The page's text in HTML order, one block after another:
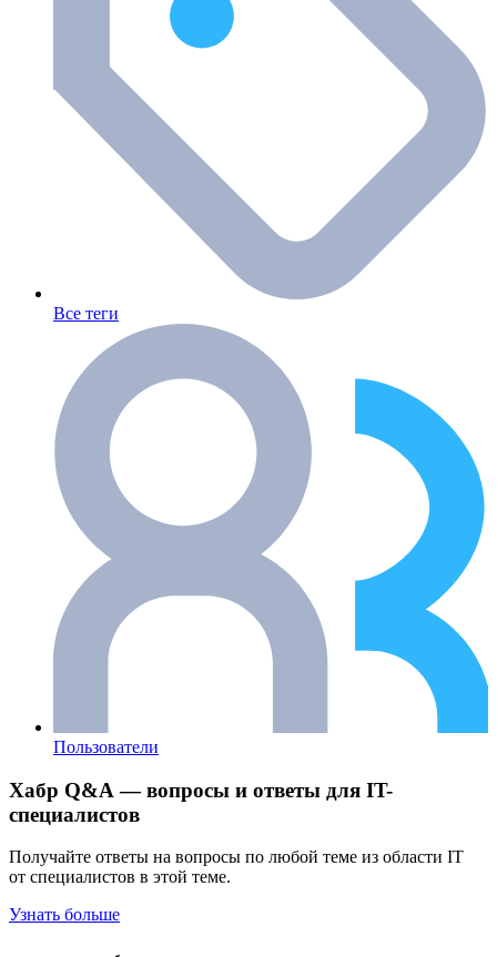
Все теги
Пользователи
Хабр Q&A — вопросы и ответы для IT-
специалистов
Получайте ответы на вопросы по любой теме из области IT
от специалистов в этой теме.
Узнать больше